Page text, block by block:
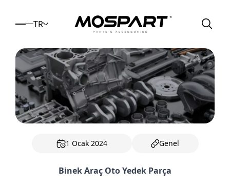
TR
1 Ocak 2024 Genel
Binek Araç Oto Yedek Parça